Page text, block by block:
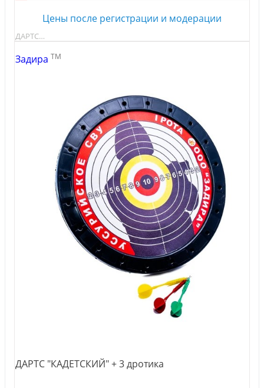
Цены после регистрации и модерации
ДАРТС…
Задира TM
ДАРТС "КАДЕТСКИЙ" + 3 дротика